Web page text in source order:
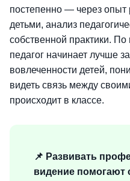
постепенно — через
детьми, анализ
собственной практики.
педагог начинает лучше
вовлеченности детей,
видеть связь между
происходит в классе.
📌 Развивать
видение помогают